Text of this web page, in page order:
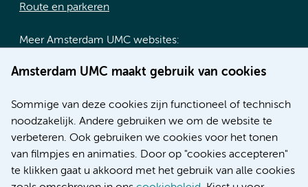
Amsterdam UMC maakt gebruik van cookies
Sommige van deze cookies zijn functioneel of technisch
noodzakelijk. Andere gebruiken we om de website te
verbeteren. Ook gebruiken we cookies voor het tonen
van filmpjes en animaties. Door op "cookies accepteren"
te klikken gaat u akkoord met het gebruik van alle cookies
Route en parkeren
Meer Amsterdam UMC websites:
Werken bij Amsterdam UMC
Nieuws
Research
Educatie locatie AMC
Educatie locatie VUmc